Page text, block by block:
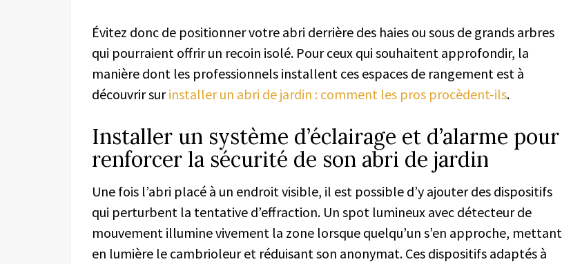
Évitez donc de positionner votre abri derrière des haies ou sous de grands arbres
qui pourraient offrir un recoin isolé. Pour ceux qui souhaitent approfondir, la
manière dont les professionnels installent ces espaces de rangement est à
découvrir surinstaller un abri de jardin : comment les pros procèdent-ils.
Installer un système d’éclairage et d’alarme pour
renforcer la sécurité de son abri de jardin
Une fois l’abri placé à un endroit visible, il est possible d’y ajouter des dispositifs
qui perturbent la tentative d’effraction. Un spot lumineux avec détecteur de
mouvement illumine vivement la zone lorsque quelqu’un s’en approche, mettant
en lumière le cambrioleur et réduisant son anonymat. Ces dispositifs adaptés à